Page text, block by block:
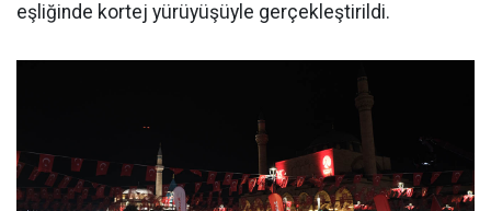
eşliğinde kortej yürüyüşüyle gerçekleştirildi.